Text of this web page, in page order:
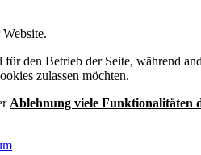
den Betrieb der Seite, während
zulassen möchten.
Ablehnung viele Funktionalitäten